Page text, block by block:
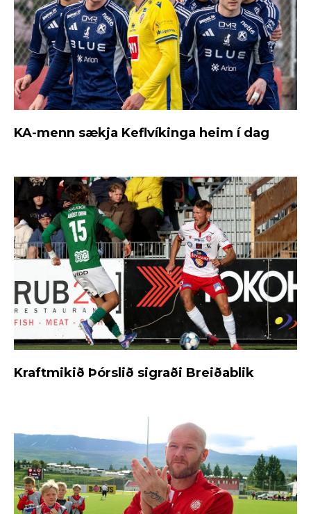
KA-menn sækja Keflvíkinga heim í dag
Kraftmikið Þórslið sigraði Breiðablik